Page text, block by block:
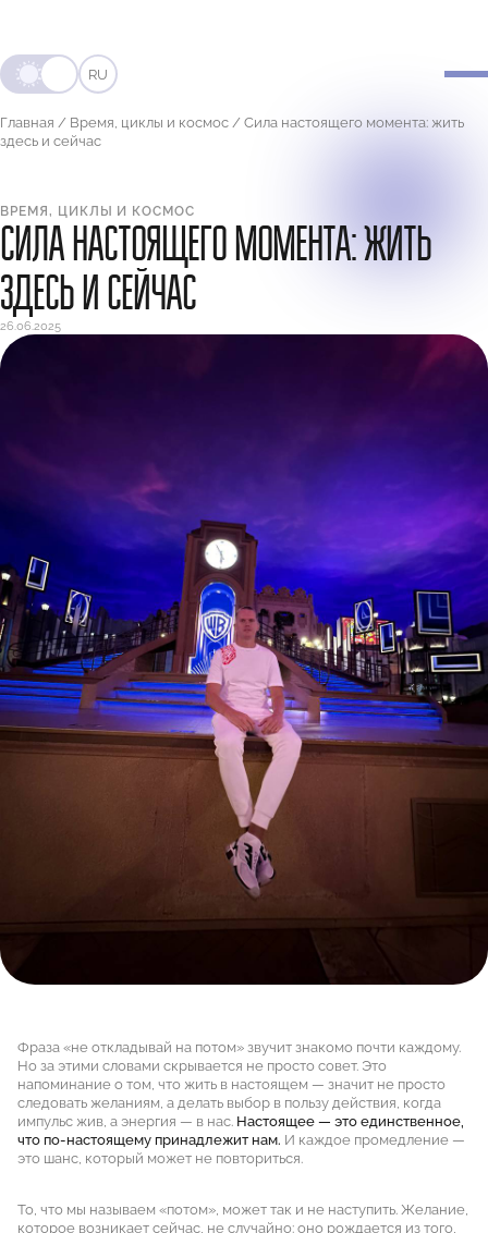
RU
Главная / Время, циклы и космос / Сила настоящего момента: жить
здесь и сейчас
ВРЕМЯ, ЦИКЛЫ И КОСМОС
СИЛА НАСТОЯЩЕГО МОМЕНТА: ЖИТЬ
ЗДЕСЬ И СЕЙЧАС
26.06.2025
Фраза «не откладывай на потом» звучит знакомо почти каждому.
Но за этими словами скрывается не просто совет. Это
напоминание о том, что жить в настоящем — значит не просто
следовать желаниям, а делать выбор в пользу действия, когда
импульс жив, а энергия — в нас. Настоящее — это единственное,
что по-настоящему принадлежит нам. И каждое промедление —
это шанс, который может не повториться.
То, что мы называем «потом», может так и не наступить. Желание,
которое возникает сейчас, не случайно: оно рождается из того,